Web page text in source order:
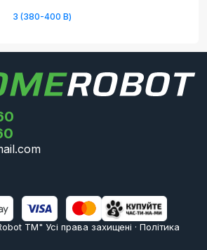
3 (380-400 В)
ТМ" Усi права захищені · Політика